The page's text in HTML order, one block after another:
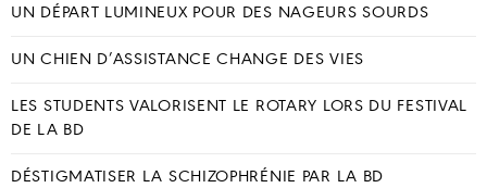
UN DÉPART LUMINEUX POUR DES NAGEURS SOURDS
UN CHIEN D’ASSISTANCE CHANGE DES VIES
LES STUDENTS VALORISENT LE ROTARY LORS DU FESTIVAL
DE LA BD
DÉSTIGMATISER LA SCHIZOPHRÉNIE PAR LA BD